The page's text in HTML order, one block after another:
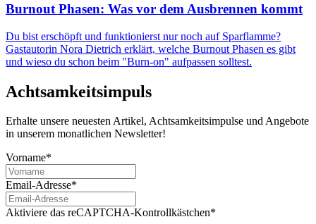
Burnout Phasen: Was vor dem Ausbrennen kommt
Du bist erschöpft und funktionierst nur noch auf Sparflamme?
Gastautorin Nora Dietrich erklärt, welche Burnout Phasen es gibt
und wieso du schon beim "Burn-on" aufpassen solltest.
Achtsamkeitsimpuls
Erhalte unsere neuesten Artikel, Achtsamkeitsimpulse und Angebote
in unserem monatlichen Newsletter!
Vorname*
Email-Adresse*
Aktiviere das reCAPTCHA-Kontrollkästchen*